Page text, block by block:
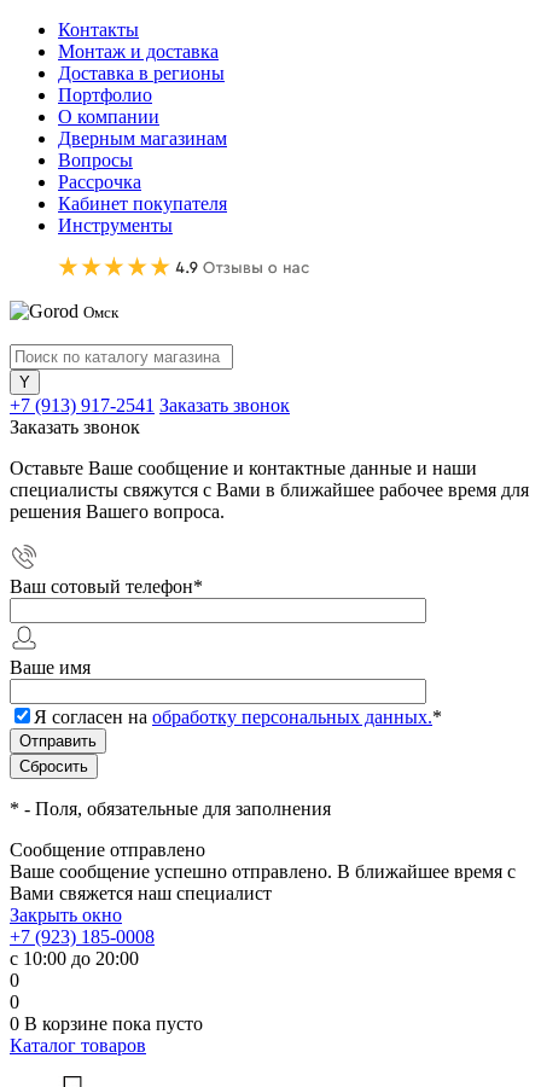
Контакты
Монтаж и доставка
Доставка в регионы
Портфолио
О компании
Дверным магазинам
Вопросы
Рассрочка
Кабинет покупателя
Инструменты
Омск
+7 (913) 917-2541 Заказать звонок
Заказать звонок
Оставьте Ваше сообщение и контактные данные и наши
специалисты свяжутся с Вами в ближайшее рабочее время для
решения Вашего вопроса.
Ваш сотовый телефон*
Ваше имя
Я согласен на обработку персональных данных.*
* - Поля, обязательные для заполнения
Сообщение отправлено
Ваше сообщение успешно отправлено. В ближайшее время с
Вами свяжется наш специалист
Закрыть окно
+7 (923) 185-0008
с 10:00 до 20:00
0
0
0 В корзине пока пусто
Каталог товаров